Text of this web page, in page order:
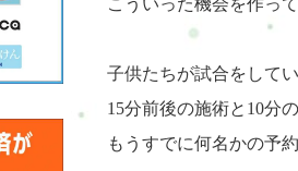
子供たちが試合をして
15分前後の施術と10分
もうすでに何名かの予